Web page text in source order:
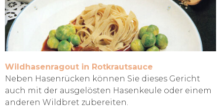
Wildhasenragout in Rotkrautsauce
Neben Hasenrücken können Sie dieses Gericht
auch mit der ausgelösten Hasenkeule oder einem
anderen Wildbret zubereiten.